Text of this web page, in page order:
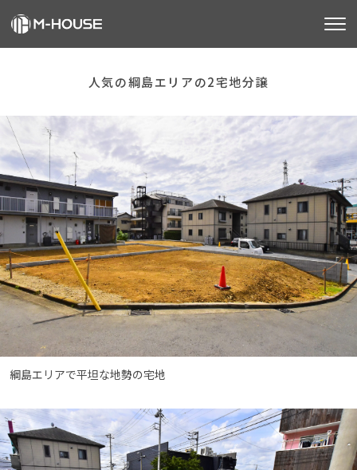
不動産事業
建築事業
施工事例
お客様の声
会社情報
お知らせ
0120-800-108
人気の綱島エリアの2宅地分譲
綱島エリアで平坦な地勢の宅地